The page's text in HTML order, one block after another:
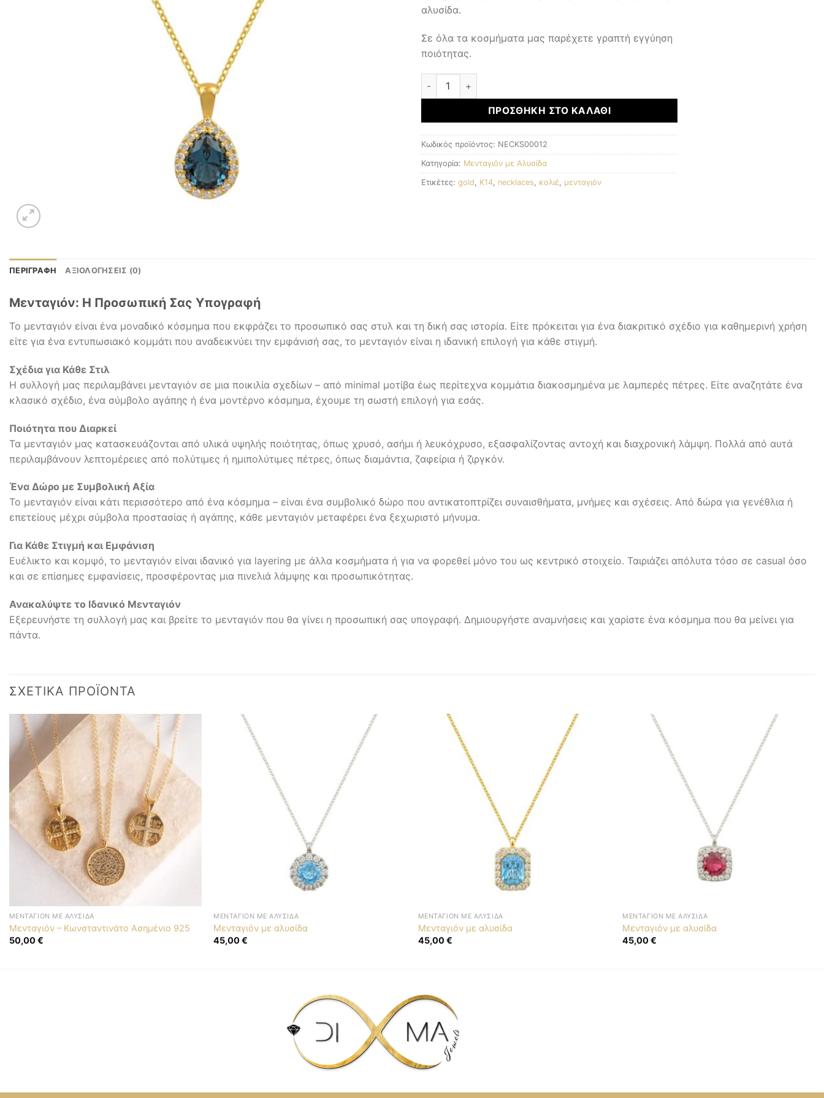
αλυσίδα.
Σε όλα τα κοσμήματα μας παρέχετε γραπτή εγγύηση
ποιότητας.
Μενταγιόν με αλυσίδα ποσότητα
ΠΡΟΣΘΉΚΗ ΣΤΟ ΚΑΛΆΘΙ
Κωδικός προϊόντος: NECKS00012
Κατηγορία: Μενταγιόν με Αλυσίδα
Ετικέτες: gold, K14, necklaces, κολιέ, μενταγιόν
ΠΕΡΙΓΡΑΦΉ ΑΞΙΟΛΟΓΉΣΕΙΣ (0)
Μενταγιόν: Η Προσωπική Σας Υπογραφή
Το μενταγιόν είναι ένα μοναδικό κόσμημα που εκφράζει το προσωπικό σας στυλ και τη δική σας ιστορία. Είτε πρόκειται για ένα διακριτικό σχέδιο για καθημερινή χρήση
είτε για ένα εντυπωσιακό κομμάτι που αναδεικνύει την εμφάνισή σας, το μενταγιόν είναι η ιδανική επιλογή για κάθε στιγμή.
Σχέδια για Κάθε Στιλ
Η συλλογή μας περιλαμβάνει μενταγιόν σε μια ποικιλία σχεδίων – από minimal μοτίβα έως περίτεχνα κομμάτια διακοσμημένα με λαμπερές πέτρες. Είτε αναζητάτε ένα
κλασικό σχέδιο, ένα σύμβολο αγάπης ή ένα μοντέρνο κόσμημα, έχουμε τη σωστή επιλογή για εσάς.
Ποιότητα που Διαρκεί
Τα μενταγιόν μας κατασκευάζονται από υλικά υψηλής ποιότητας, όπως χρυσό, ασήμι ή λευκόχρυσο, εξασφαλίζοντας αντοχή και διαχρονική λάμψη. Πολλά από αυτά
περιλαμβάνουν λεπτομέρειες από πολύτιμες ή ημιπολύτιμες πέτρες, όπως διαμάντια, ζαφείρια ή ζιργκόν.
Ένα Δώρο με Συμβολική Αξία
Το μενταγιόν είναι κάτι περισσότερο από ένα κόσμημα – είναι ένα συμβολικό δώρο που αντικατοπτρίζει συναισθήματα, μνήμες και σχέσεις. Από δώρα για γενέθλια ή
επετείους μέχρι σύμβολα προστασίας ή αγάπης, κάθε μενταγιόν μεταφέρει ένα ξεχωριστό μήνυμα.
Για Κάθε Στιγμή και Εμφάνιση
Ευέλικτο και κομψό, το μενταγιόν είναι ιδανικό για layering με άλλα κοσμήματα ή για να φορεθεί μόνο του ως κεντρικό στοιχείο. Ταιριάζει απόλυτα τόσο σε casual όσο
και σε επίσημες εμφανίσεις, προσφέροντας μια πινελιά λάμψης και προσωπικότητας.
Ανακαλύψτε το Ιδανικό Μενταγιόν
Εξερευνήστε τη συλλογή μας και βρείτε το μενταγιόν που θα γίνει η προσωπική σας υπογραφή. Δημιουργήστε αναμνήσεις και χαρίστε ένα κόσμημα που θα μείνει για
πάντα.
ΣΧΕΤΙΚΆ ΠΡΟΪΌΝΤΑ
ΜΕΝΤΑΓΙΌΝ ΜΕ ΑΛΥΣΊΔΑ
Μενταγιόν – Κωνσταντινάτο Ασημένιο 925
50,00€
ΜΕΝΤΑΓΙΌΝ ΜΕ ΑΛΥΣΊΔΑ
Μενταγιόν με αλυσίδα
45,00€
ΜΕΝΤΑΓΙΌΝ ΜΕ ΑΛΥΣΊΔΑ
Μενταγιόν με αλυσίδα
45,00€
ΜΕΝΤΑΓΙΌΝ ΜΕ ΑΛΥΣΊΔΑ
Μενταγιόν με αλυσίδα
45,00€